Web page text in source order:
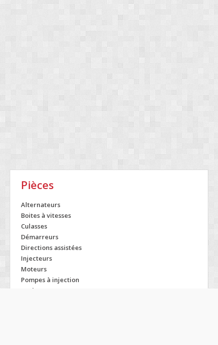
Pièces
Alternateurs
Boites à vitesses
Culasses
Démarreurs
Directions assistées
Injecteurs
Moteurs
Pompes à injection
Turbos